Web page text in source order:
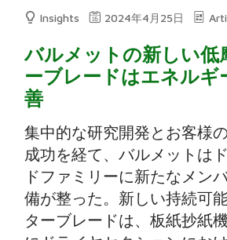
Insights 2024年4月25日
バルメットの新しい低
ーブレードはエネルギ
善
集中的な研究開発とお客様
成功を経て、バルメットは
ドファミリーに新たなメン
備が整った。新しい持続可
ターブレードは、板紙抄紙